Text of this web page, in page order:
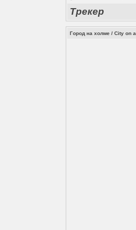
Трекер
Город на холме / City on